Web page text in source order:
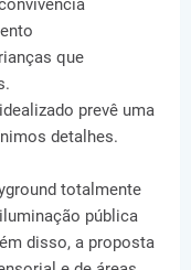
que
prevê uma
detalhes.
totalmente
pública
disso, a proposta